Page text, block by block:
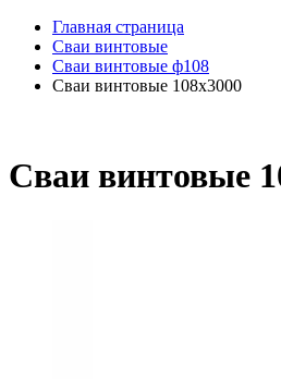
Главная страница
Сваи винтовые
Сваи винтовые ф108
Сваи винтовые 108х3000
Сваи винтовые